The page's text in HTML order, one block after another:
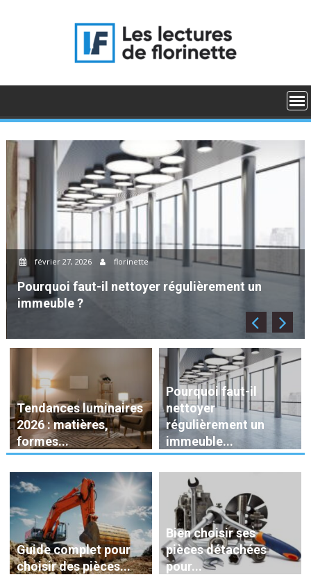
février 27, 2026 florinette
Pourquoi faut-il nettoyer régulièrement un
immeuble ?
Tendances luminaires
2026 : matières,
formes...
Pourquoi faut-il
nettoyer
régulièrement un
immeuble...
Guide complet pour
choisir des pièces...
Bien choisir ses
pièces détachées
pour...